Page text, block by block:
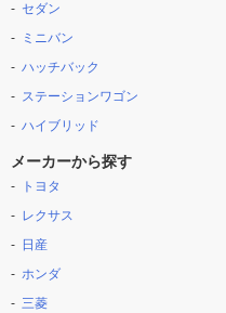
セダン
ミニバン
ハッチバック
ステーションワゴン
ハイブリッド
メーカーから探す
トヨタ
レクサス
日産
ホンダ
三菱